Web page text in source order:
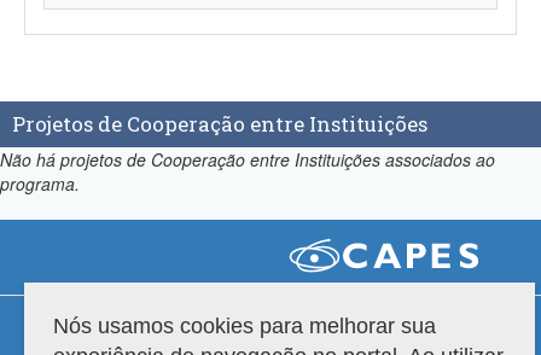
Projetos de Cooperação entre Instituições
Não há projetos de Cooperação entre Instituições associados ao
programa.
Nós usamos cookies para melhorar sua